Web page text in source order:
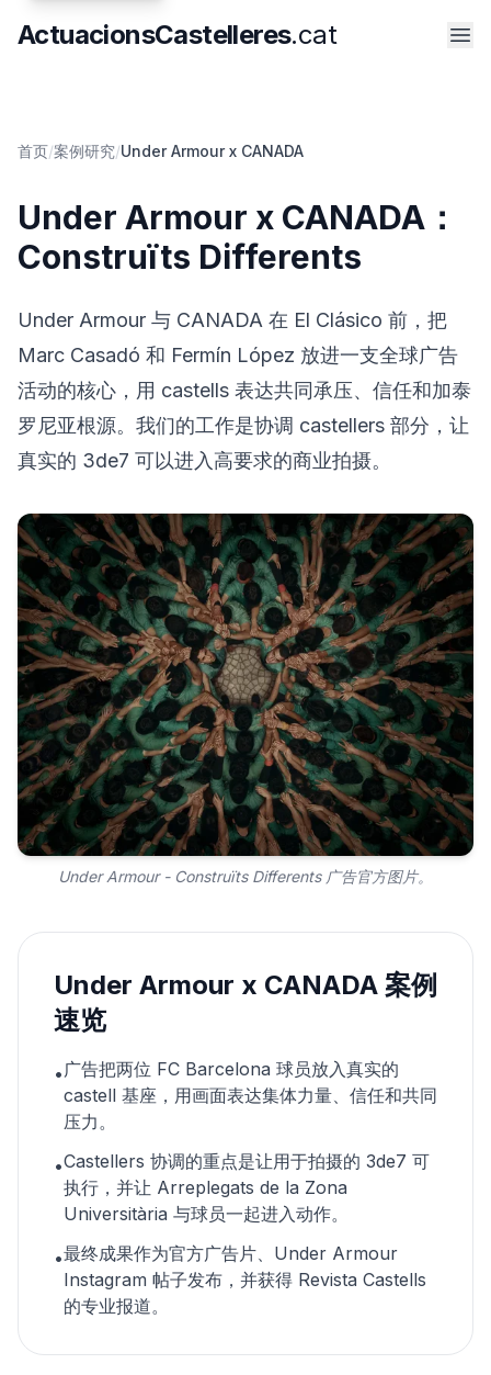
ActuacionsCastelleres.cat
获取报价
首页/案例研究/Under Armour x CANADA
Under Armour x CANADA：
Construïts Differents
Under Armour 与 CANADA 在 El Clásico 前，把
Marc Casadó 和 Fermín López 放进一支全球广告
活动的核心，用 castells 表达共同承压、信任和加泰
罗尼亚根源。我们的工作是协调 castellers 部分，让
真实的 3de7 可以进入高要求的商业拍摄。
Under Armour - Construïts Differents 广告官方图片。
Under Armour x CANADA 案例
速览
•广告把两位 FC Barcelona 球员放入真实的
castell 基座，用画面表达集体力量、信任和共同
压力。
•Castellers 协调的重点是让用于拍摄的 3de7 可
执行，并让 Arreplegats de la Zona
Universitària 与球员一起进入动作。
•最终成果作为官方广告片、Under Armour
Instagram 帖子发布，并获得 Revista Castells
的专业报道。